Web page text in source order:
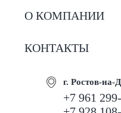
О КОМПАНИИ
КОНТАКТЫ
г. Ростов-на-
+7 961